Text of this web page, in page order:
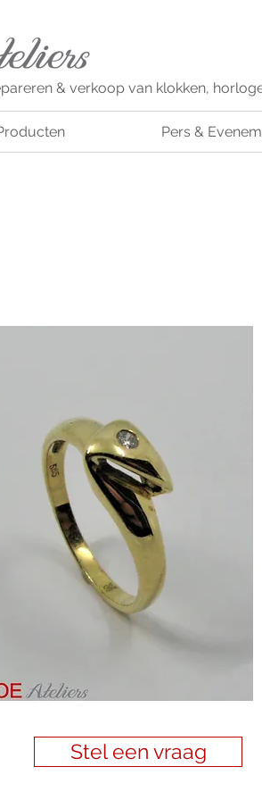
& verkoop van klokken,
Pers &
Stel een vraag